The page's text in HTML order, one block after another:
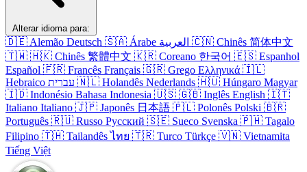
Alterar idioma para:
🇩🇪 Alemão Deutsch 🇸🇦 Árabe العربية 🇨🇳 Chinês 简体中文
🇹🇼 🇭🇰 Chinês 繁體中文 🇰🇷 Coreano 한국어 🇪🇸 Espanhol
Español 🇫🇷 Francês Français 🇬🇷 Grego Ελληνικά 🇮🇱
Hebraico עברית 🇳🇱 Holandês Nederlands 🇭🇺 Húngaro Magyar
🇮🇩 Indonésio Bahasa Indonesia 🇺🇸 🇬🇧 Inglês English 🇮🇹
Italiano Italiano 🇯🇵 Japonês 日本語 🇵🇱 Polonês Polski 🇧🇷
Português 🇷🇺 Russo Русский 🇸🇪 Sueco Svenska 🇵🇭 Tagalo
Filipino 🇹🇭 Tailandês ไทย 🇹🇷 Turco Türkçe 🇻🇳 Vietnamita
Tiếng Việt